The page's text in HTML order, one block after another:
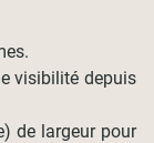
visibilité depuis
de largeur pour